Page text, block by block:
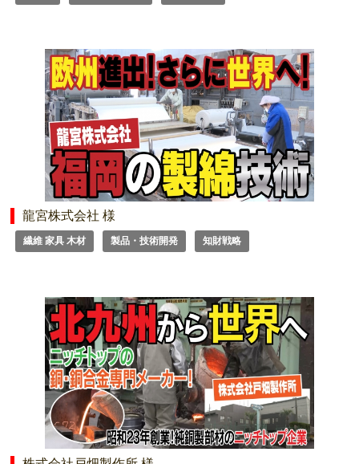
龍宮株式会社 様
繊維 家具 木材 製品・技術開発 知財戦略